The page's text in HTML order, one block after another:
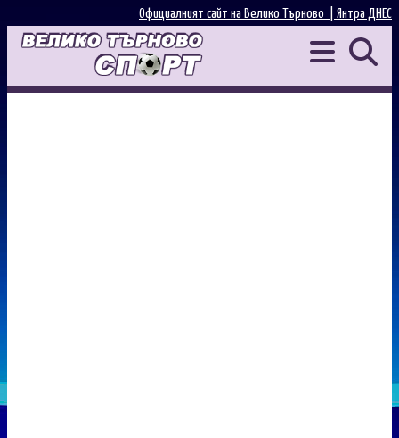
Янтра ДНЕС
Официалният сайт на Велико Търново |